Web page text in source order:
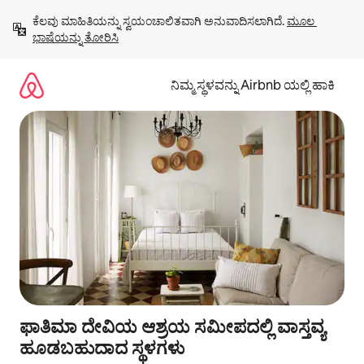
ಹೋಗಿ
ಕೆಲವು ಮಾಹಿತಿಯನ್ನು ಸ್ವಯಂಚಾಲಿತವಾಗಿ ಅನುವಾದಿಸಲಾಗಿದೆ. ಮೂಲ
ಭಾಷೆಯನ್ನು ತೋರಿಸಿ
ನಿಮ್ಮ ಸ್ಥಳವನ್ನು Airbnb ಯಲ್ಲಿ ಹಾಕಿ
ಫಾತಿಮಾ ದೇವಿಯ ಆಶ್ರಯ ಸಮೀಪದಲ್ಲಿ ವಾಸ್ತವ್ಯ
ಹೂಡಬಹುದಾದ ಸ್ಥಳಗಳು